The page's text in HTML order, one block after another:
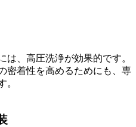
は、高圧洗浄が効果的です。
密着性を高めるためにも、専
。